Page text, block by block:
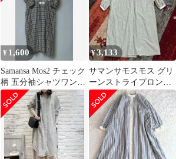
¥ 1,600
Samansa Mos2 チェック
柄 五分袖シャツワンピ
ースベージュ✖ブラッ
ク
¥3,133
サマンサモスモス グリ
ーンストライプロング
シャツワンピース ナチ
ュラル 麻混